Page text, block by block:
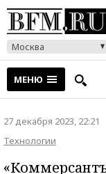
Москва
МЕНЮ
27 декабря 2023, 22:21
Технологии